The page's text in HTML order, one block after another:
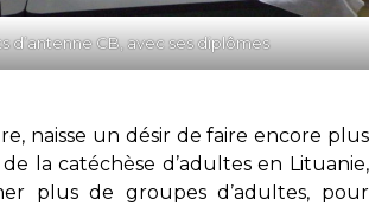
d’antenne CB, avec ses diplômes
naisse un désir de faire encore plus
la catéchèse d’adultes en Lituanie,
plus de groupes d’adultes, pour